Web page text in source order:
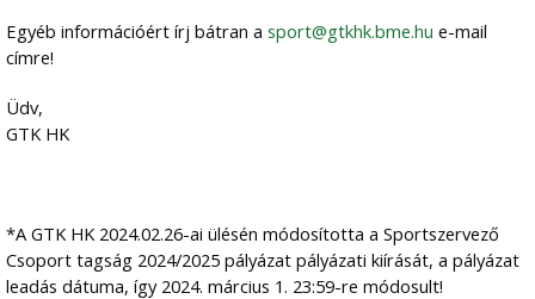
Egyéb információért írj bátran a sport@gtkhk.bme.hu e-mail
címre!
Üdv,
GTK HK
*A GTK HK 2024.02.26-ai ülésén módosította a Sportszervező
Csoport tagság 2024/2025 pályázat pályázati kiírását, a pályázat
leadás dátuma, így 2024. március 1. 23:59-re módosult!